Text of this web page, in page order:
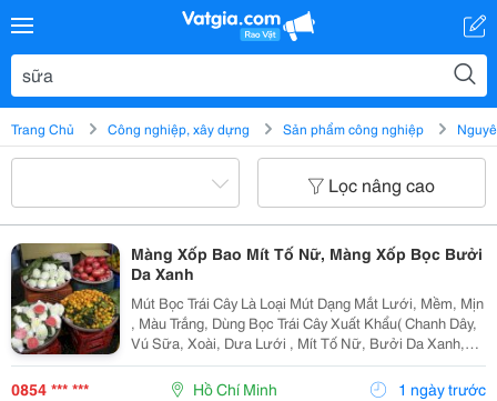
Trang Chủ Công nghiệp, xây dựng Sản phẩm công nghiệp
Lọc nâng cao
Màng Xốp Bao Mít Tố Nữ, Màng Xốp Bọc Bưởi
Da Xanh
Mút Bọc Trái Cây Là Loại Mút Dạng Mắt Lưới, Mềm, Mịn
, Màu Trắng, Dùng Bọc Trái Cây Xuất Khẩu( Chanh Dây,
Vú Sữa, Xoài, Dưa Lưới , Mít Tố Nữ, Bưởi Da Xanh,
Trái Thơm. . . ), Đặc Biệt Có Loại Mút Một Đầu Lớn, Một
Đầu Nhỏ Bọc Trái Ổi Đài Loan Ngay Từ K
0854 *** *** Hồ Chí Minh 1 ngày trước